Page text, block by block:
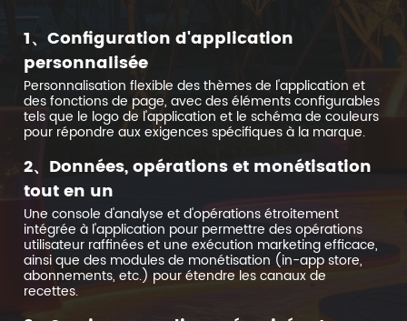
1、Configuration d'application
personnalisée
Personnalisation flexible des thèmes de l'application et
des fonctions de page, avec des éléments configurables
tels que le logo de l'application et le schéma de couleurs
pour répondre aux exigences spécifiques à la marque.
2、Données, opérations et monétisation
tout en un
Une console d'analyse et d'opérations étroitement
intégrée à l'application pour permettre des opérations
utilisateur raffinées et une exécution marketing efficace,
ainsi que des modules de monétisation (in-app store,
abonnements, etc.) pour étendre les canaux de
recettes.